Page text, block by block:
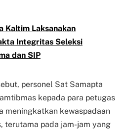
Kaltim Laksanakan
Integritas Seleksi
dan SIP
personel Sat Samapta
kepada para petugas
meningkatkan kewaspadaan
terutama pada jam-jam yang